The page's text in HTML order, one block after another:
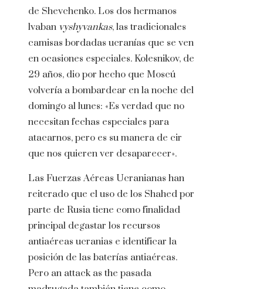
de Shevchenko. Los dos hermanos
lvaban vyshyvankas, las tradicionales
camisas bordadas ucranías que se ven
en ocasiones especiales. Kolesnikov, de
29 años, dio por hecho que Moscú
volvería a bombardear en la noche del
domingo al lunes: «Es verdad que no
necesitan fechas especiales para
atacarnos, pero es su manera de cir
que nos quieren ver desaparecer».
Las Fuerzas Aéreas Ucranianas han
reiterado que el uso de los Shahed por
parte de Rusia tiene como finalidad
principal degastar los recursos
antiaéreas ucranias e identificar la
posición de las baterías antiaéreas.
Pero an attack as the pasada